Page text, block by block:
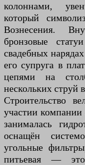
колоннами,
который
Вознесения.
бронзовые
свадебных
его супруга в
цепями на
нескольких струй
Строительство
участии
занималась
оснащён
угольные
питьевая — это